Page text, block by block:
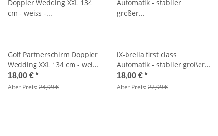
Golf Partnerschirm Doppler
Wedding XXL 134 cm - weiss
- 2.Wahl
18,00 € *
Alter Preis:24,99 €
iX-brella first class
Automatik - stabiler großer
Damen- und Herren-
Taschenschirm mit Etui
18,00 € *
Alter Preis:22,99 €